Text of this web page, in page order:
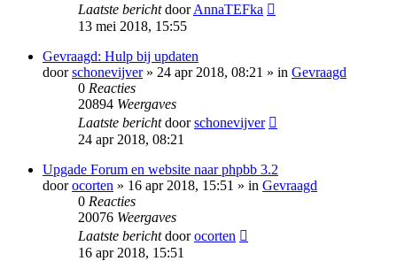
Laatste berichtdoorAnnaTEFka
13 mei 2018, 15:55
Gevraagd: Hulp bij updaten
doorschonevijver» 24 apr 2018, 08:21 » in Gevraagd
0 Reacties
20894 Weergaves
Laatste berichtdoorschonevijver
24 apr 2018, 08:21
Upgade Forum en website naar phpbb 3.2
doorocorten » 16 apr 2018, 15:51 » in Gevraagd
0 Reacties
20076 Weergaves
Laatste berichtdoorocorten
16 apr 2018, 15:51